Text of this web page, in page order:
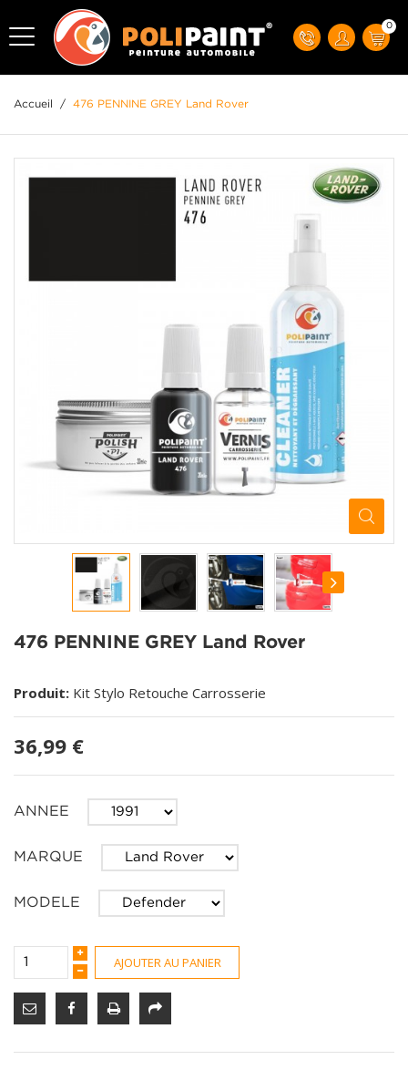
0
Accueil / 476 PENNINE GREY Land Rover
476 PENNINE GREY Land Rover
Produit: Kit Stylo Retouche Carrosserie
36,99 €
ANNEE
MARQUE
MODELE
AJOUTER AU PANIER